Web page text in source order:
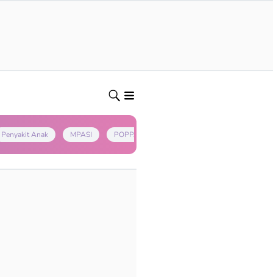
Penyakit Anak MPASI POPPAPA